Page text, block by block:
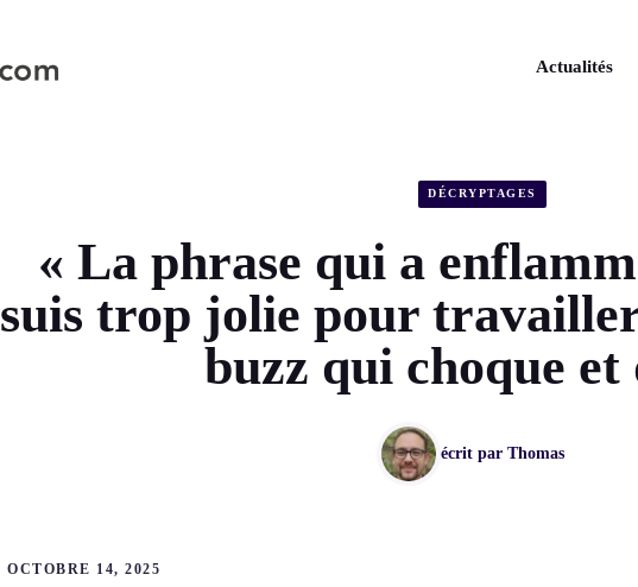
Actualités
DÉCRYPTAGES
« La phrase qui a
suis trop jolie pour
buzz qui choque et
écrit par Thomas
OCTOBRE 14, 2025